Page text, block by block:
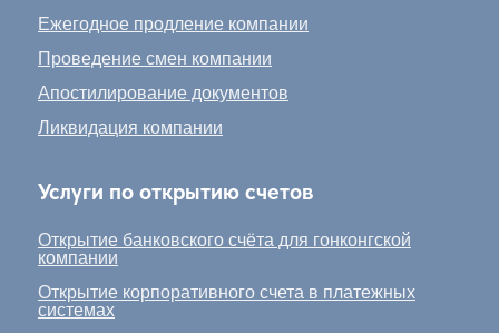
Ежегодное продление компании
Проведение смен компании
Апостилирование документов
Ликвидация компании
Услуги по открытию счетов
Открытие банковского счёта для гонконгской
компании
Открытие корпоративного счета в платежных
системах